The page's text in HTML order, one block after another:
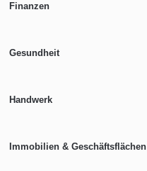
Finanzen
Gesundheit
Handwerk
Immobilien & Geschäftsflächen